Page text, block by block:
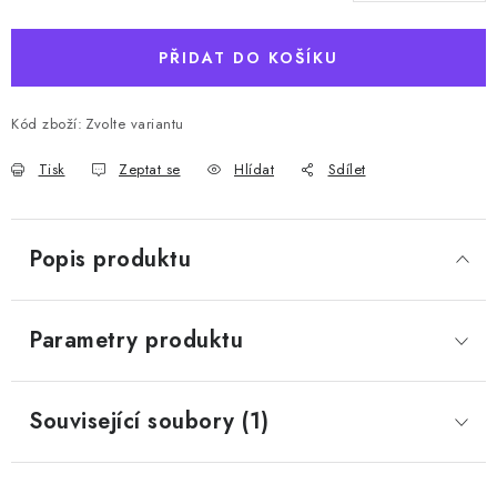
PŘIDAT DO KOŠÍKU
Kód zboží: Zvolte variantu
Tisk Zeptat se Hlídat Sdílet
Popis produktu
Parametry produktu
Související soubory (1)